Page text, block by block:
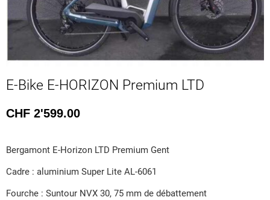
E-Bike E-HORIZON Premium LTD
CHF 2'599.00
Bergamont E-Horizon LTD Premium Gent
Cadre : aluminium Super Lite AL-6061
Fourche : Suntour NVX 30, 75 mm de débattement